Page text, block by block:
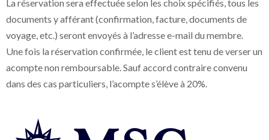
La réservation sera effectuée selon les choix spécifiés, tous les
documents y afférant (confirmation, facture, documents de
voyage, etc.) seront envoyés à l’adresse e-mail du membre.
Une fois la réservation confirmée, le client est tenu de verser un
acompte non remboursable. Sauf accord contraire convenu
dans des cas particuliers, l’acompte s’élève à 20%.